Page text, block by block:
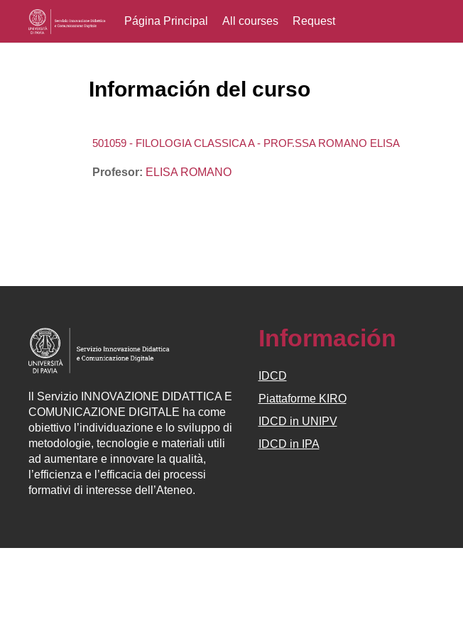
Página Principal All courses Request
Información del curso
501059 - FILOLOGIA CLASSICA A - PROF.SSA ROMANO ELISA
Profesor: ELISA ROMANO
Servizio INNOVAZIONE DIDATTICA E
COMUNICAZIONE DIGITALE ha come
obiettivo l’individuazione e lo sviluppo di
metodologie, tecnologie e materiali utili
ad aumentare e innovare la qualità,
l’efficienza e l’efficacia dei processi
formativi di interesse dell’Ateneo.
Información
IDCD
Piattaforme KIRO
IDCD in UNIPV
IDCD in IPA